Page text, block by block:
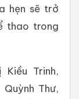
hẹn sẽ trở
thao trong
Trinh,
Thư,